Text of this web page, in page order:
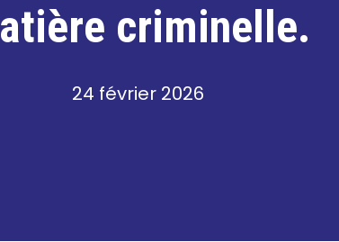
criminelle.
24 février 2026